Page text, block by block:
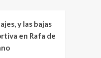
y las bajas
en Rafa de